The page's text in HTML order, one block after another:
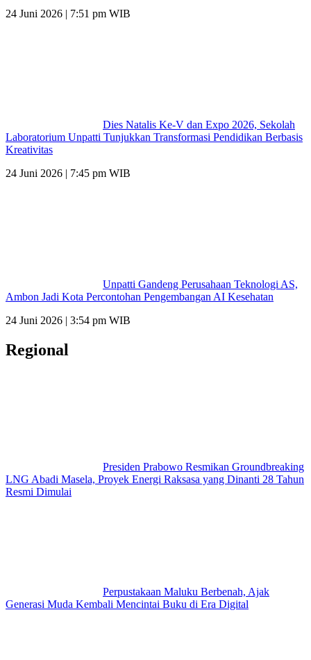
24 Juni 2026 | 7:51 pm WIB
Dies Natalis Ke-V dan Expo 2026, Sekolah
Laboratorium Unpatti Tunjukkan Transformasi Pendidikan Berbasis
Kreativitas
24 Juni 2026 | 7:45 pm WIB
Unpatti Gandeng Perusahaan Teknologi AS,
Ambon Jadi Kota Percontohan Pengembangan AI Kesehatan
24 Juni 2026 | 3:54 pm WIB
Regional
Presiden Prabowo Resmikan Groundbreaking
LNG Abadi Masela, Proyek Energi Raksasa yang Dinanti 28 Tahun
Resmi Dimulai
Perpustakaan Maluku Berbenah, Ajak
Generasi Muda Kembali Mencintai Buku di Era Digital